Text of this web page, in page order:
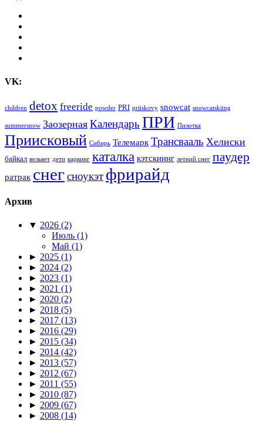
VK:
children detox freeride powder PRI priiskovy snowcat snowcatskiing
summersnow Заозерная Календарь ПРИ Пилотка
Приисковый Сибирь Телемарк Трансвааль Хелиски
байкал вельвет дети карвинг каталка кэтскиинг летний снег паудер
ратрак снегсноукэт фрирайд
Архив
▼ 2026 (2)
Июль (1)
Май (1)
► 2025 (1)
► 2024 (2)
► 2023 (1)
► 2021 (1)
► 2020 (2)
► 2018 (5)
► 2017 (13)
► 2016 (29)
► 2015 (34)
► 2014 (42)
► 2013 (57)
► 2012 (67)
► 2011 (55)
► 2010 (87)
► 2009 (67)
► 2008 (14)